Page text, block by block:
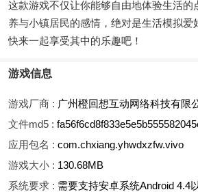
这款游戏不仅让你能够自由地体验生活的
养与小镇居民的感情，绝对是生活模拟爱
快来一起享受其中的乐趣吧！
游戏信息
游戏厂商 : 广州橙回想互动网络科技有限
文件md5 :
应用包名 : com.chxiang.yhwdxzfw.vivo
游戏大小 : 130.68MB
系统要求 : 需要支持安卓系统Android 4.4